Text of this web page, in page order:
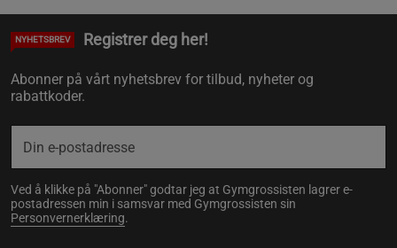
NYHETSBREV Registrer deg her!
Abonner på vårt nyhetsbrev for tilbud, nyheter og
rabattkoder.
Ved å klikke på "Abonner" godtar jeg at Gymgrossisten lagrer e-
postadressen min i samsvar med Gymgrossisten sin
Personvernerklæring.